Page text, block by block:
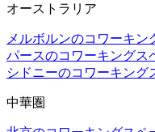
オーストラリア
メルボルンのコワーキン
パースのコワーキングス
シドニーのコワーキング
中華圏